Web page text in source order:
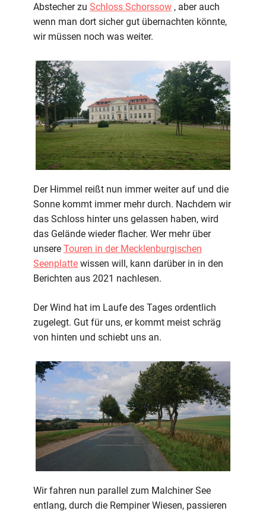
Abstecher zu Schloss Schorssow , aber auch
wenn man dort sicher gut übernachten könnte,
wir müssen noch was weiter.
Der Himmel reißt nun immer weiter auf und die
Sonne kommt immer mehr durch. Nachdem wir
das Schloss hinter uns gelassen haben, wird
das Gelände wieder flacher. Wer mehr über
unsere Touren in der Mecklenburgischen
Seenplatte wissen will, kann darüber in in den
Berichten aus 2021 nachlesen.
Der Wind hat im Laufe des Tages ordentlich
zugelegt. Gut für uns, er kommt meist schräg
von hinten und schiebt uns an.
Wir fahren nun parallel zum Malchiner See
entlang, durch die Rempiner Wiesen, passieren